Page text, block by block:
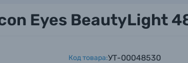
Eyes BeautyLight
Код товара:УТ-00048530